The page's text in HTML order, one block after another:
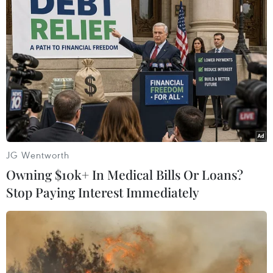
một số lệnh trừng phạt đối với Nga./.
Mỹ đe dọa áp thuế, giá
dầu biến động trái chiều
Giá dầu Brent tăng nhẹ 2 xu
(0,03%) lên 73,02 USD/thùng, còn
giá dầu ngọt nhẹ Mỹ (WTI) giảm
11 xu (0,16%), xuống 69
USD/thùng trong phiên giao dịch
ngày 25/3.
JG Wentworth
Owning $10k+ In Medical Bills Or Loans?
Stop Paying Interest Immediately